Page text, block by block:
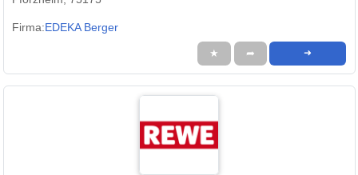
Firma:EDEKA Berger
★ ➦ ➜